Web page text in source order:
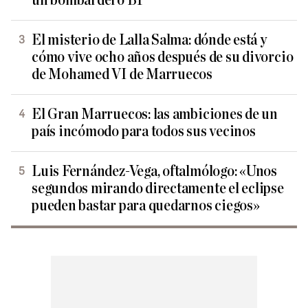
El misterio de Lalla Salma: dónde está y
cómo vive ocho años después de su divorcio
de Mohamed VI de Marruecos
El Gran Marruecos: las ambiciones de un
país incómodo para todos sus vecinos
Luis Fernández-Vega, oftalmólogo: «Unos
segundos mirando directamente el eclipse
pueden bastar para quedarnos ciegos»